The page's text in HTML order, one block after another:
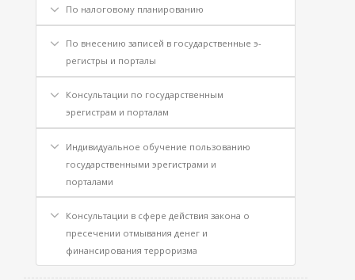
По налоговому планированию
По внесению записей в государственные э-
регистры и порталы
Консультации по государственным
эрегистрам и порталам
Индивидуальное обучение пользованию
государственными эрегистрами и
порталами
Консультации в сфере действия закона о
пресечении отмывания денег и
финансирования терроризма